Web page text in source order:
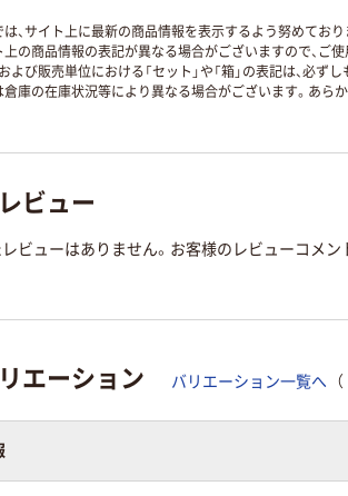
、サイト上に最新の商品情報を表示するよう努めており
上の商品情報の表記が異なる場合がございますので、ご
よび販売単位における「セット」や「箱」の表記は、必
庫の在庫状況等により異なる場合がございます。あら
ビュー
ビューはありません。お客様のレビューコメン
エーション バリエーション一覧へ （